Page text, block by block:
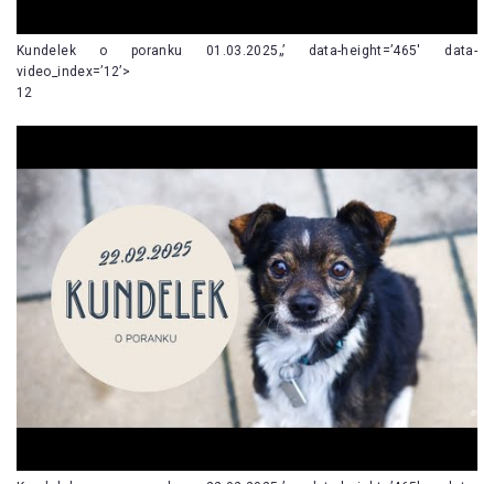
Kundelek o poranku 01.03.2025„’ data-height=’465′ data-
video_index=’12’>
12